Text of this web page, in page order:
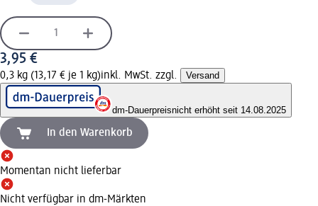
3,95 €
0,3 kg (13,17 € je 1 kg)inkl. MwSt. zzgl. Versand
dm-Dauerpreisnicht erhöht seit 14.08.2025
In den Warenkorb
Momentan nicht lieferbar
Nicht verfügbar in dm-Märkten